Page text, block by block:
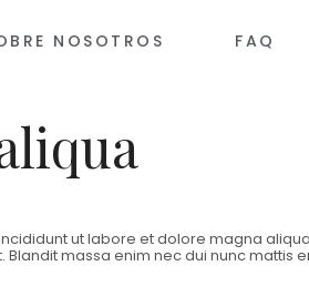
NOSOTROS FAQ
ut labore et dolore magna
massa enim nec dui nunc mattis